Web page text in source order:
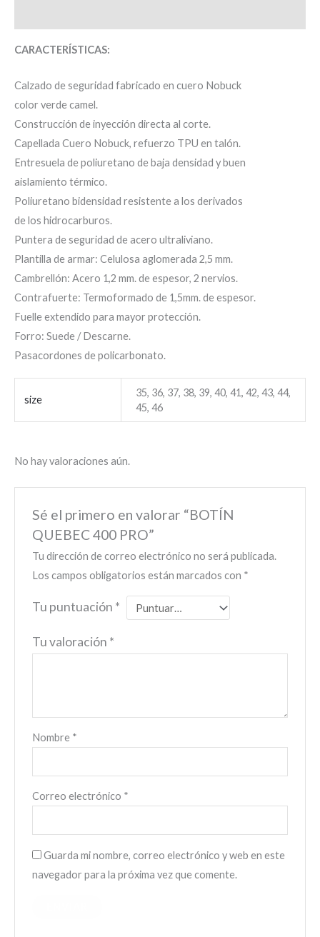
CARACTERÍSTICAS:
Calzado de seguridad fabricado en cuero Nobuck
color verde camel.
Construcción de inyección directa al corte.
Capellada Cuero Nobuck, refuerzo TPU en talón.
Entresuela de poliuretano de baja densidad y buen
aislamiento térmico.
Poliuretano bidensidad resistente a los derivados
de los hidrocarburos.
Puntera de seguridad de acero ultraliviano.
Plantilla de armar: Celulosa aglomerada 2,5 mm.
Cambrellón: Acero 1,2 mm. de espesor, 2 nervios.
Contrafuerte: Termoformado de 1,5mm. de espesor.
Fuelle extendido para mayor protección.
Forro: Suede / Descarne.
Pasacordones de policarbonato.
size
35, 36, 37, 38, 39, 40, 41, 42, 43, 44,
45, 46
No hay valoraciones aún.
Sé el primero en valorar “BOTÍN
QUEBEC 400 PRO”
Tu dirección de correo electrónico no será publicada.
Los campos obligatorios están marcados con *
Tu puntuación *
Tu valoración *
Nombre *
Correo electrónico *
Guarda mi nombre, correo electrónico y web en este
navegador para la próxima vez que comente.